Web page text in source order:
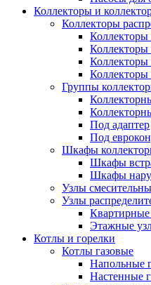
Коллекторы и
Коллекторы
Коллекторы
Коллекторы
Коллекторы
Группы
Под адаптер
Под
Шкафы
Шкафы
Шкафы
Узлы
Узлы
Этажные
Котлы и горелки
Котлы газовые
Напольные
Настенные